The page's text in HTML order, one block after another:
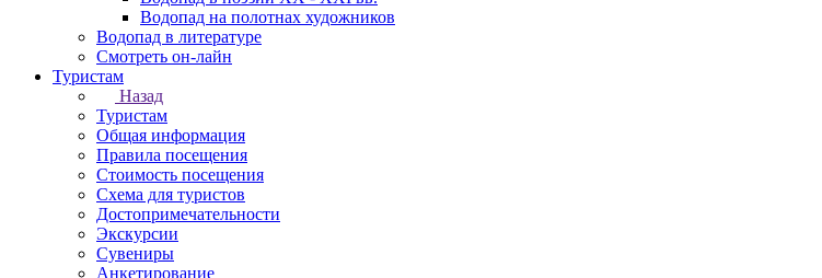
Водопад на полотнах художников
Водопад в литературе
Смотреть он-лайн
Туристам
Назад
Туристам
Общая информация
Правила посещения
Стоимость посещения
Схема для туристов
Достопримечательности
Экскурсии
Сувениры
Анкетирование